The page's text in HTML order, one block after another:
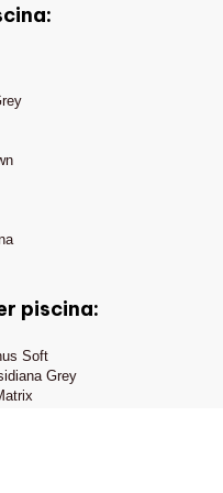
piscina:
Soft
Grey
in pietra